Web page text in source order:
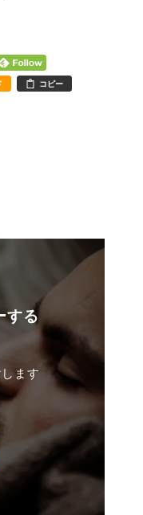
コピー
する
ます